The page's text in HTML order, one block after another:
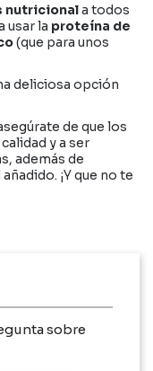
nutricionala todos
usar la proteína de
(que para unos
deliciosa opción
de que los
y a ser
además de
¡Y que no te
sobre